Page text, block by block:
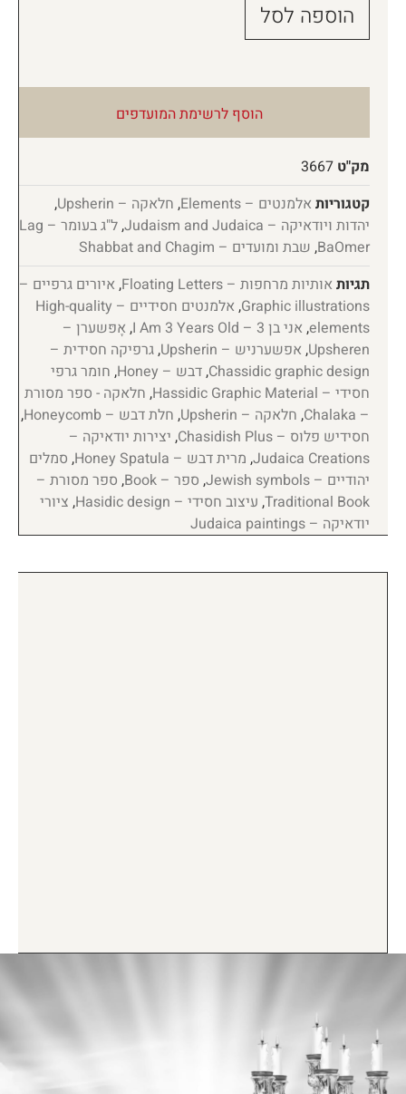
הוספה לסל
הוסף לרשימת המועדפים
מק"ט 3667
קטגוריות אלמנטים – Elements , חלאקה – Upsherin
,
יהדות ויודאיקה – Judaism and Judaica
,
ל"ג בעומר – Lag
BaOmer
, שבת ומועדים – Shabbat and Chagim
תגיות אותיות מרחפות – Floating Letters , איורים גרפיים –
Graphic illustrations
,
אלמנטים חסידיים – High-quality
elements
, אני בן 3 – I Am 3 Years Old , אָפּשערן –
Upsheren
, אפשערניש – Upsherin ,גרפיקה חסידית –
Chassidic graphic design
,דבש – Honey , חומר גרפי
חסידי – Hassidic Graphic Material
, חלאקה - ספר מסורת
– Chalaka
, חלאקה – Upsherin , חלת דבש – Honeycomb
,
חסידיש פלוס – Chasidish Plus
, יצירות יודאיקה –
Judaica Creations
, מרית דבש – Honey Spatula , סמלים
יהודיים – Jewish symbols
, ספר – Book , ספר מסורת –
Traditional Book
, עיצוב חסידי – Hasidic design , ציורי
יודאיקה – Judaica paintings